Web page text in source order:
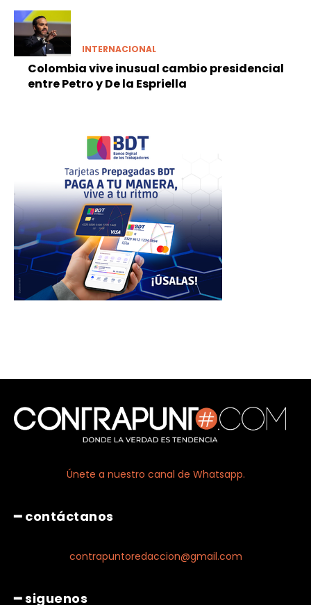
INTERNACIONAL
Colombia vive inusual cambio presidencial
entre Petro y De la Espriella
Únete a nuestro canal de Whatsapp.
━ contáctanos
contrapuntoredaccion@gmail.com
━ siguenos